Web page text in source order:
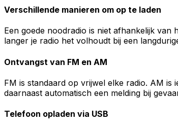
Verschillende manieren om op te laden
Een goede noodradio is niet afhankelijk
langer je radio het volhoudt bij een
Ontvangst van FM en AM
FM is standaard op vrijwel elke radio. AM is
daarnaast automatisch een melding bij
Telefoon opladen via USB